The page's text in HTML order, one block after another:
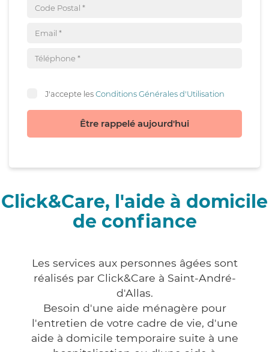
J'accepte lesConditions Générales d'Utilisation
Être rappelé aujourd'hui
Click&Care, l'aide à domicile
de confiance
Les services aux personnes âgées sont
réalisés par Click&Care à Saint-André-
d'Allas.
Besoin d'une aide ménagère pour
l'entretien de votre cadre de vie, d'une
aide à domicile temporaire suite à une